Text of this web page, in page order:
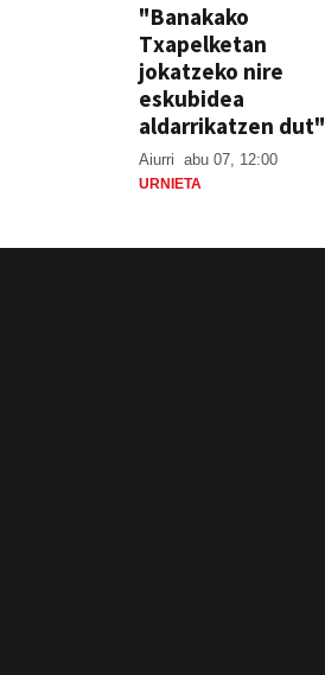
"Banakako
Txapelketan
jokatzeko nire
eskubidea
aldarrikatzen dut"
Aiurri abu 07, 12:00
URNIETA